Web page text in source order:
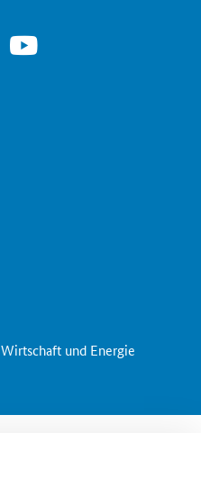
youtube
und Energie